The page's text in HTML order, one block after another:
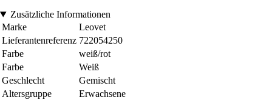
Zusätzliche Informationen
Marke
Leovet
Lieferantenreferenz 722054250
Farbe
weiß/rot
Farbe
Weiß
Geschlecht
Gemischt
Altersgruppe
Erwachsene